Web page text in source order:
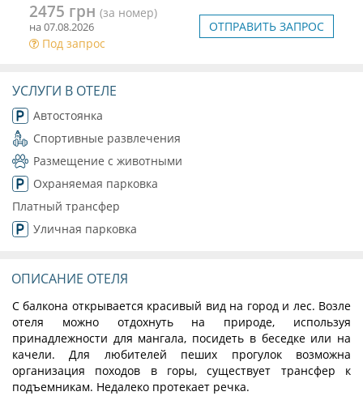
2475 грн (за номер)
на 07.08.2026
Под запрос
ОТПРАВИТЬ ЗАПРОС
УСЛУГИ В ОТЕЛЕ
Автостоянка
Спортивные развлечения
Размещение с животными
Охраняемая парковка
Платный трансфер
Уличная парковка
ОПИСАНИЕ ОТЕЛЯ
С балкона открывается красивый вид на город и лес. Возле
отеля можно отдохнуть на природе, используя
принадлежности для мангала, посидеть в беседке или на
качели. Для любителей пеших прогулок возможна
организация походов в горы, существует трансфер к
подъемникам. Недалеко протекает речка.